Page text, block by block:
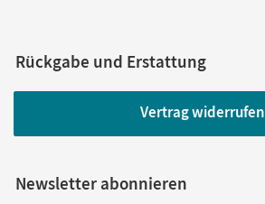
Rückgabe und Erstattung
Vertrag widerrufen
Newsletter abonnieren